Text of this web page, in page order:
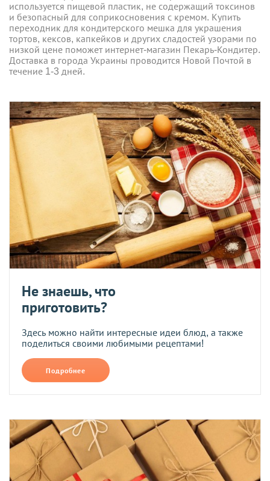
используется пищевой пластик, не содержащий токсинов
и безопасный для соприкосновения с кремом. Купить
переходник для кондитерского мешка для украшения
тортов, кексов, капкейков и других сладостей узорами по
низкой цене поможет интернет-магазин Пекарь-Кондитер.
Доставка в города Украины проводится Новой Почтой в
течение 1-3 дней.
Не знаешь, что
приготовить?
Здесь можно найти интересные идеи блюд, а также
поделиться своими любимыми рецептами!
Подробнее